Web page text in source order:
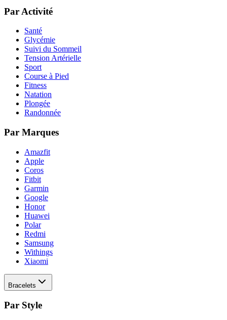
Par Activité
Santé
Glycémie
Suivi du Sommeil
Tension Artérielle
Sport
Course à Pied
Fitness
Natation
Plongée
Randonnée
Par Marques
Amazfit
Apple
Coros
Fitbit
Garmin
Google
Honor
Huawei
Polar
Redmi
Samsung
Withings
Xiaomi
Bracelets
Par Style